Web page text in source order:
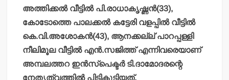
അത്തിക്കല്‍ വീട്ടില്‍ പി.രാധാകൃഷ്ണന്‍(33),
കോടോത്തെ പാലക്കല്‍ കട്ടേരി വളപ്പില്‍ വീട്ടില്‍
കെ.വി.അശോകന്‍(43), ആനക്കല്ല് പാറപ്പള്ളി
നീലിമൂല വീട്ടില്‍ എന്‍.സജിത്ത് എന്നിവരെയാണ്
അമ്പലത്തറ ഇന്‍സ്‌പെക്ടര്‍ ടി.ദാമോദരന്റെ
നേതൃത്വത്തില്‍ പിടികൂടിയത്.